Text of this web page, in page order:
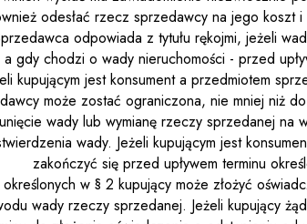
odesłać rzecz sprzedawcy na jego koszt
odpowiada z tytułu rękojmi, jeżeli
a gdy chodzi o wady nieruchomości - przed
kupującym jest konsument a przedmiotem
może zostać ograniczona, nie mniej niż
wady lub wymianę rzeczy sprzedanej na
wady. Jeżeli kupującym jest
zakończyć się przed upływem terminu
w § 2 kupujący może złożyć
wady rzeczy sprzedanej. Jeżeli kupujący